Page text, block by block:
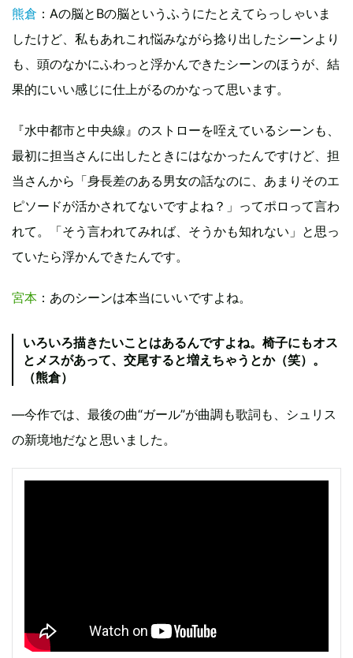
熊倉 ：Aの脳とBの脳というふうにたとえてらっしゃいま
したけど、私もあれこれ悩みながら捻り出したシーンより
も、頭のなかにふわっと浮かんできたシーンのほうが、結
果的にいい感じに仕上がるのかなって思います。
『水中都市と中央線』のストローを咥えているシーンも、
最初に担当さんに出したときにはなかったんですけど、担
当さんから「身長差のある男女の話なのに、あまりそのエ
ピソードが活かされてないですよね？」ってポロって言わ
れて。「そう言われてみれば、そうかも知れない」と思っ
ていたら浮かんできたんです。
宮本 ：あのシーンは本当にいいですよね。
いろいろ描きたいことはあるんですよね。椅子にもオス
とメスがあって、交尾すると増えちゃうとか（笑）。
（熊倉）
—今作では、最後の曲“ガール”が曲調も歌詞も、シュリス
の新境地だなと思いました。